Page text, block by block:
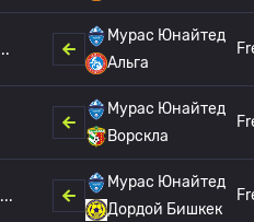
Мурас Юнайтед
Альга
Мурас Юнайтед
Ворскла
Мурас Юнайтед
Дордой Бишкек